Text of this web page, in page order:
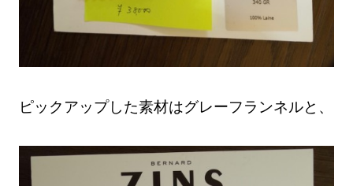
ピックアップした素材はグレーフランネルと、